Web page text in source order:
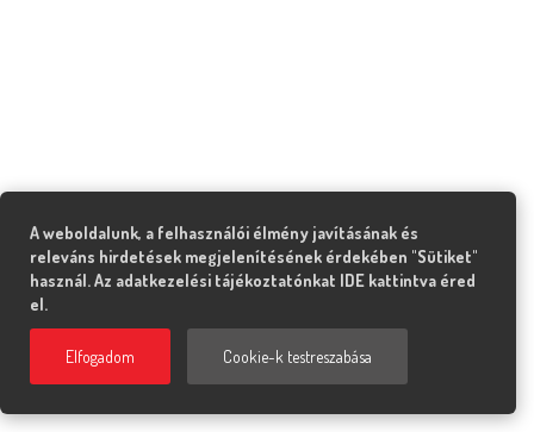
A weboldalunk, a felhasználói élmény javításának és
releváns hirdetések megjelenítésének érdekében "Sütiket"
használ. Az adatkezelési tájékoztatónkat IDE kattintva éred
el.
Elfogadom Cookie-k testreszabása